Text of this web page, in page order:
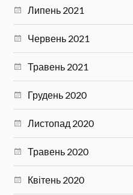
Липень 2021
Червень 2021
Травень 2021
Грудень 2020
Листопад 2020
Травень 2020
Квітень 2020